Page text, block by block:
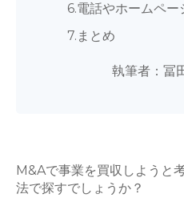
6.電話やホームペ
7.まとめ
執筆者：冨
M&Aで事業を買収しようと
法で探すでしょうか？